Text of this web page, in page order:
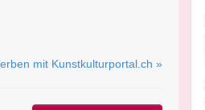
mit Kunstkulturportal.ch »